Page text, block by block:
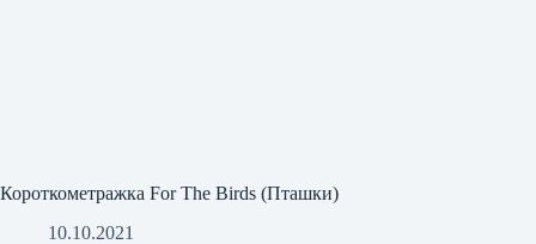
Короткометражка For The Birds (Пташки)
10.10.2021